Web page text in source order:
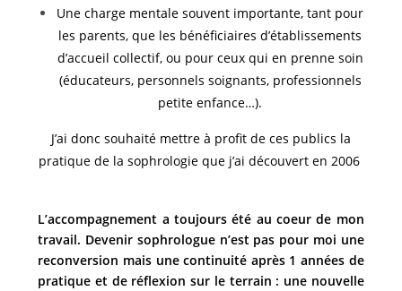
Une charge mentale souvent importante, tant pour
les parents, que les bénéficiaires d’établissements
d’accueil collectif, ou pour ceux qui en prenne soin
(éducateurs, personnels soignants, professionnels
petite enfance…).
J’ai donc souhaité mettre à profit de ces publics la
pratique de la sophrologie que j’ai découvert en 2006
L’accompagnement a toujours été au coeur de mon
travail. Devenir sophrologue n’est pas pour moi une
reconversion mais une continuité après 1 années de
pratique et de réflexion sur le terrain : une nouvelle